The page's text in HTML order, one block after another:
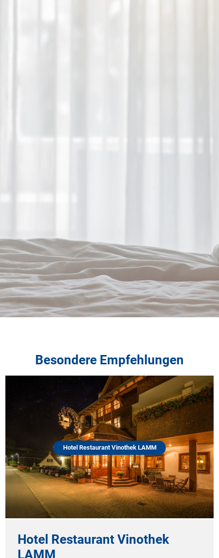
Besondere Empfehlungen
Hotel Restaurant Vinothek LAMM
Hotel Restaurant Vinothek
LAMM